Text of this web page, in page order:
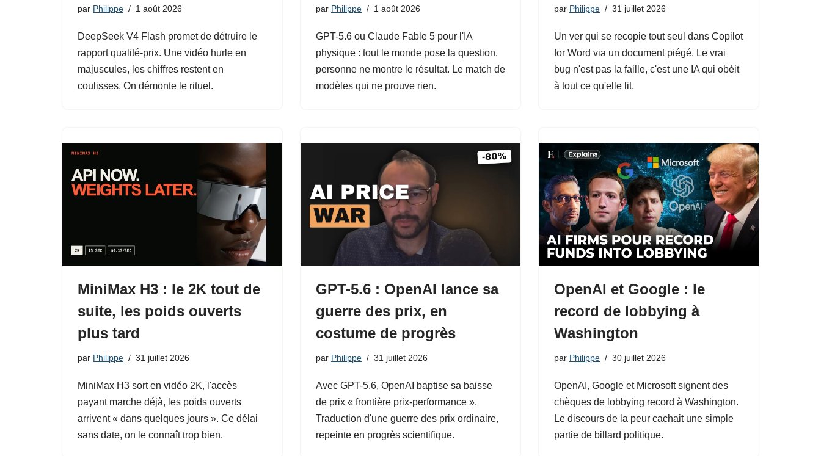
par Philippe 1 août 2026
DeepSeek V4 Flash promet de détruire le
rapport qualité-prix. Une vidéo hurle en
majuscules, les chiffres restent en
coulisses. On démonte le rituel.
par Philippe 1 août 2026
GPT-5.6 ou Claude Fable 5 pour l'IA
physique : tout le monde pose la question,
personne ne montre le résultat. Le match de
modèles qui ne prouve rien.
par Philippe 31 juillet 2026
Un ver qui se recopie tout seul dans Copilot
for Word via un document piégé. Le vrai
bug n'est pas la faille, c'est une IA qui obéit
à tout ce qu'elle lit.
MiniMax H3 : le 2K tout de
suite, les poids ouverts
plus tard
par Philippe 31 juillet 2026
MiniMax H3 sort en vidéo 2K, l'accès
payant marche déjà, les poids ouverts
arrivent « dans quelques jours ». Ce délai
sans date, on le connaît trop bien.
GPT-5.6 : OpenAI lance sa
guerre des prix, en
costume de progrès
par Philippe 31 juillet 2026
Avec GPT-5.6, OpenAI baptise sa baisse
de prix « frontière prix-performance ».
Traduction d'une guerre des prix ordinaire,
repeinte en progrès scientifique.
OpenAI et Google : le
record de lobbying à
Washington
par Philippe 30 juillet 2026
OpenAI, Google et Microsoft signent des
chèques de lobbying record à Washington.
Le discours de la peur cachait une simple
partie de billard politique.